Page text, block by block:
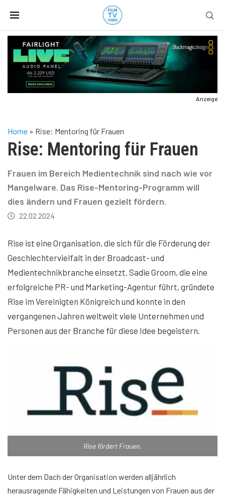
Anzeige
Home » Rise: Mentoring für Frauen
Rise: Mentoring für Frauen
Frauen im Bereich Medientechnik sind nach wie vor
Mangelware. Das Rise-Mentoring-Programm will
dies ändern und Frauen gezielt fördern.
22.02.2024
Rise ist eine Organisation, die sich für die Förderung der
Geschlechtervielfalt in der Broadcast- und
Medientechnikbranche einsetzt. Sadie Groom, die eine
erfolgreiche PR- und Marketing-Agentur führt, gründete
Rise im Vereinigten Königreich und konnte in den
vergangenen Jahren weltweit viele Unternehmen und
Personen aus der Branche für diese Idee begeistern.
Rise fördert Frauen.
Unter dem Dach der Organisation werden alljährlich
herausragende Fähigkeiten und Leistungen von Frauen aus der